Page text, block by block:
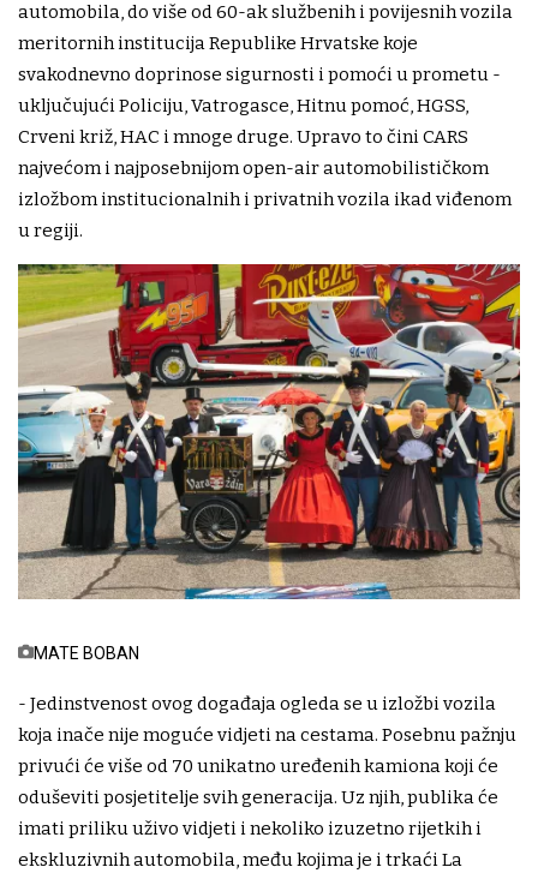
automobila, do više od 60-ak službenih i povijesnih vozila
meritornih institucija Republike Hrvatske koje
svakodnevno doprinose sigurnosti i pomoći u prometu -
uključujući Policiju, Vatrogasce, Hitnu pomoć, HGSS,
Crveni križ, HAC i mnoge druge. Upravo to čini CARS
najvećom i najposebnijom open-air automobilističkom
izložbom institucionalnih i privatnih vozila ikad viđenom
u regiji.
MATE BOBAN
- Jedinstvenost ovog događaja ogleda se u izložbi vozila
koja inače nije moguće vidjeti na cestama. Posebnu pažnju
privući će više od 70 unikatno uređenih kamiona koji će
oduševiti posjetitelje svih generacija. Uz njih, publika će
imati priliku uživo vidjeti i nekoliko izuzetno rijetkih i
ekskluzivnih automobila, među kojima je i trkaći La